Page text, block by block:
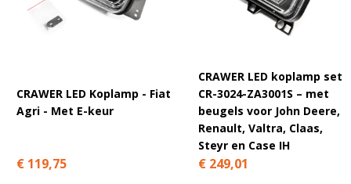
CRAWER LED Koplamp - Fiat
Agri - Met E-keur
€ 119,75
CRAWER LED koplamp set
CR-3024-ZA3001S – met
beugels voor John Deere,
Renault, Valtra, Claas,
Steyr en Case IH
€ 249,01
r
n
i
v